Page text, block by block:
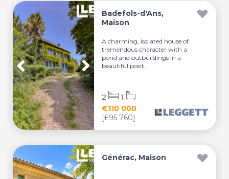
Badefols-d'Ans,
Maison
A charming, isolated house of
tremendous character with a
pond and outbuildings in a
beautiful posit...
€110 000
[£95 760]
2 1
Générac, Maison